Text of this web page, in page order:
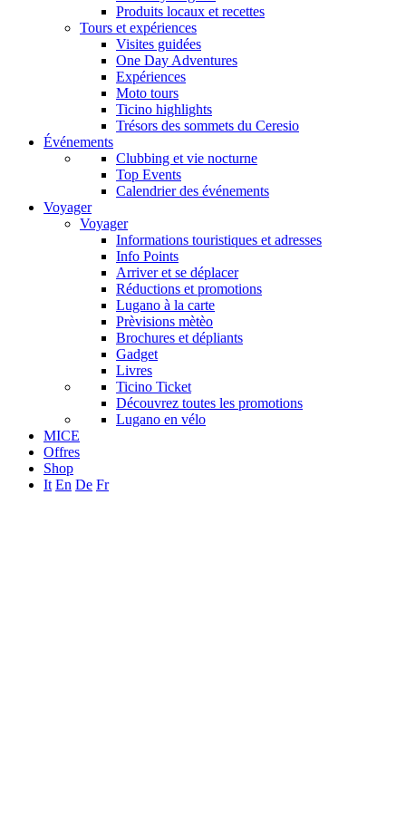
Produits locaux et recettes
Tours et expériences
Visites guidées
One Day Adventures
Expériences
Moto tours
Ticino highlights
Trésors des sommets du Ceresio
Événements
Clubbing et vie nocturne
Top Events
Calendrier des événements
Voyager
Voyager
Informations touristiques et adresses
Info Points
Arriver et se déplacer
Réductions et promotions
Lugano à la carte
Prèvisions mètèo
Brochures et dépliants
Gadget
Livres
Ticino Ticket
Découvrez toutes les promotions
Lugano en vélo
MICE
Offres
Shop
It En De Fr